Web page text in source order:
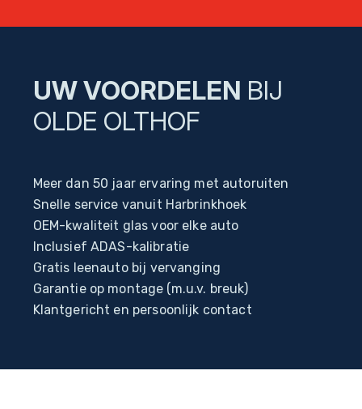
UW VOORDELEN BIJ
OLDE OLTHOF
Meer dan 50 jaar ervaring met autoruiten
Snelle service vanuit Harbrinkhoek
OEM-kwaliteit glas voor elke auto
Inclusief ADAS-kalibratie
Gratis leenauto bij vervanging
Garantie op montage (m.u.v. breuk)
Klantgericht en persoonlijk contact